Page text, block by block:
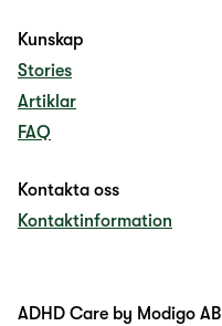
Kunskap
Stories
Artiklar
FAQ
Kontakta oss
Kontaktinformation
ADHD Care by Modigo AB